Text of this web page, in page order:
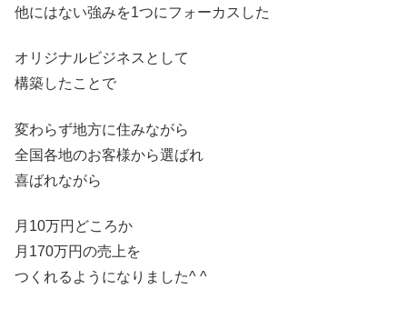
他にはない強みを1つにフォーカスした
オリジナルビジネスとして
構築したことで
変わらず地方に住みながら
全国各地のお客様から選ばれ
喜ばれながら
月10万円どころか
月170万円の売上を
つくれるようになりました^ ^